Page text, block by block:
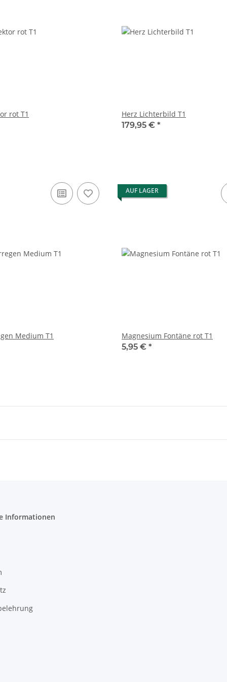
rot T1
Herz Lichterbild T1
179,95 € *
Medium T1
AUF LAGER
Magnesium Fontäne rot T1
5,95 € *
Informationen